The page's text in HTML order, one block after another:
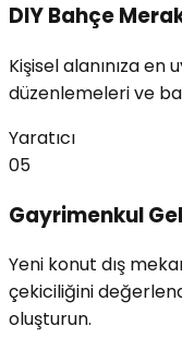
DIY Bahçe
Kişisel alanınıza en
düzenlemeleri ve
Yaratıcı
05
Gayrimenkul
Yeni konut dış
çekiciliğini
oluşturun.